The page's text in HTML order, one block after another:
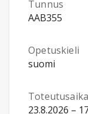
Tunnus
AAB355
Opetuskieli
suomi
Toteutusaika
23.8.2026 –